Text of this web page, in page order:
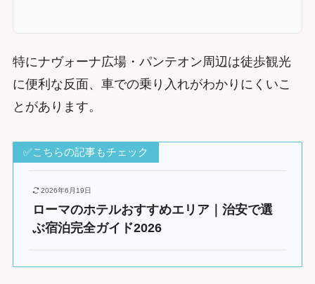
特にナヴォーナ広場・パンテオン周辺は徒歩観光
に便利な反面、車での乗り入れがわかりにくいこ
とがあります。
✅こちらの記事もチェック
2026年6月19日
ローマのホテルおすすめエリア｜治安で選
ぶ宿泊完全ガイド2026